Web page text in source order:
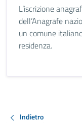
L’iscrizione
dell’Anagrafe
un comune
residenza.
Indietro